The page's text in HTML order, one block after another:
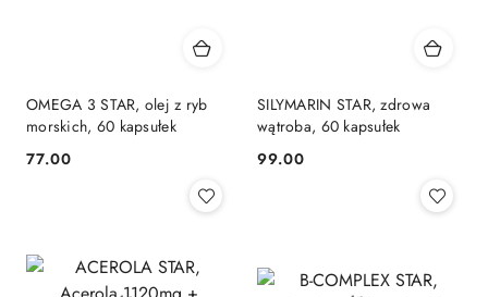
OMEGA 3 STAR, olej z ryb
morskich, 60 kapsułek
Cena:
77.00
SILYMARIN STAR, zdrowa
wątroba, 60 kapsułek
Cena:
99.00